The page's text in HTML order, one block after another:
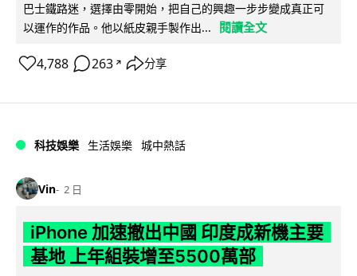
巴士鐵路迷，選擇由零開始，把自己的興趣一步步變成真正可
以運作的作品。他以紙皮親手製作出...
閱讀全文
4,788 263 ↗ 分享
科技娛樂 生活娛樂 城中熱話
Vin 2 日
iPhone 加速撤出中國 印度成新機主要
基地 上年組裝增至5500萬部